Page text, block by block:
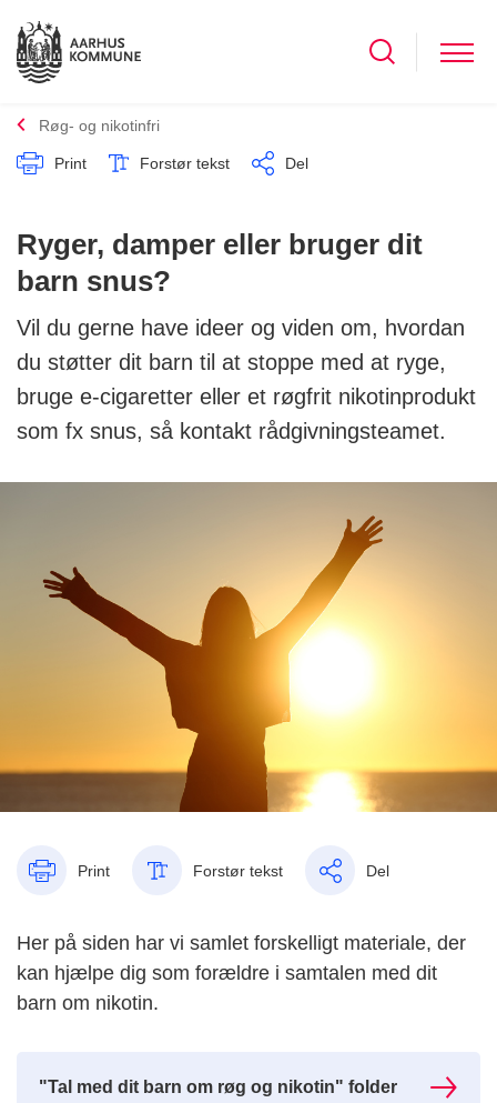
Røg- og nikotinfri
Print Forstør tekst Del
Ryger, damper eller bruger dit
barn snus?
Vil du gerne have ideer og viden om, hvordan
du støtter dit barn til at stoppe med at ryge,
bruge e-cigaretter eller et røgfrit nikotinprodukt
som fx snus, så kontakt rådgivningsteamet.
Print Forstør tekst Del
Her på siden har vi samlet forskelligt materiale, der
kan hjælpe dig som forældre i samtalen med dit
barn om nikotin.
"Tal med dit barn om røg og nikotin" folder